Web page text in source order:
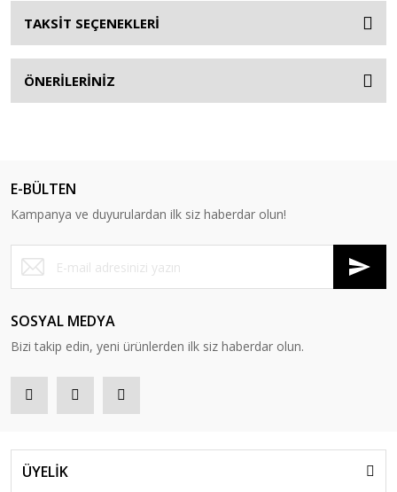
TAKSİT SEÇENEKLERİ
ÖNERİLERİNİZ
E-BÜLTEN
Kampanya ve duyurulardan ilk siz haberdar olun!
SOSYAL MEDYA
Bizi takip edin, yeni ürünlerden ilk siz haberdar olun.
ÜYELİK